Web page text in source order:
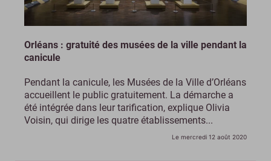
Orléans : gratuité des musées de la ville pendant la
canicule
Pendant la canicule, les Musées de la Ville d’Orléans
accueillent le public gratuitement. La démarche a
été intégrée dans leur tarification, explique Olivia
Voisin, qui dirige les quatre établissements...
Le mercredi 12 août 2020